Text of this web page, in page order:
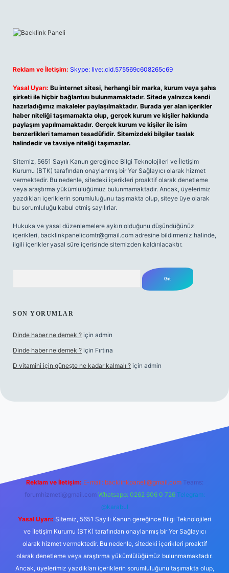
Reklam ve İletişim: Skype: live:.cid.575569c608265c69
Yasal Uyarı: Bu internet sitesi, herhangi bir marka, kurum veya şahıs
şirketi ile hiçbir bağlantısı bulunmamaktadır. Sitede yalnızca kendi
hazırladığımız makaleler paylaşılmaktadır. Burada yer alan içerikler
haber niteliği taşımamakta olup, gerçek kurum ve kişiler hakkında
paylaşım yapılmamaktadır. Gerçek kurum ve kişiler ile isim
benzerlikleri tamamen tesadüfidir. Sitemizdeki bilgiler taslak
halindedir ve tavsiye niteliği taşımazlar.
Sitemiz, 5651 Sayılı Kanun gereğince Bilgi Teknolojileri ve İletişim
Kurumu (BTK) tarafından onaylanmış bir Yer Sağlayıcı olarak hizmet
vermektedir. Bu nedenle, sitedeki içerikleri proaktif olarak denetleme
veya araştırma yükümlülüğümüz bulunmamaktadır. Ancak, üyelerimiz
yazdıkları içeriklerin sorumluluğunu taşımakta olup, siteye üye olarak
bu sorumluluğu kabul etmiş sayılırlar.
Hukuka ve yasal düzenlemelere aykırı olduğunu düşündüğünüz
içerikleri, backlinkpanelicomtr@gmail.com adresine bildirmeniz halinde,
ilgili içerikler yasal süre içerisinde sitemizden kaldırılacaktır.
SON YORUMLAR
Dinde haber ne demek ? için admin
Dinde haber ne demek ? için Fırtına
D vitamini için güneşte ne kadar kalmalı ? için admin
Reklam ve İletişim: E-mail: backlinkpaneli@gmail.com Teams:
forumhizmeti@gmail.com Whatsapp: 0262 606 0 726 Telegram:
@karabul
Yasal Uyarı: Sitemiz, 5651 Sayılı Kanun gereğince Bilgi Teknolojileri
ve İletişim Kurumu (BTK) tarafından onaylanmış bir Yer Sağlayıcı
olarak hizmet vermektedir. Bu nedenle, sitedeki içerikleri proaktif
olarak denetleme veya araştırma yükümlülüğümüz bulunmamaktadır.
Ancak, üyelerimiz yazdıkları içeriklerin sorumluluğunu taşımakta olup,